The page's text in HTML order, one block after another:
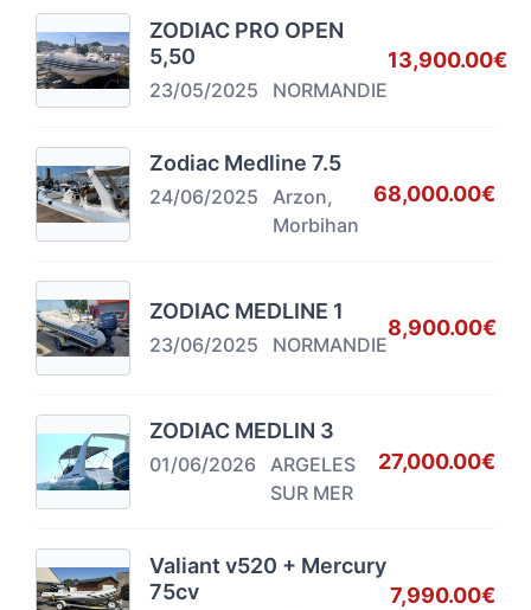
ZODIAC PRO OPEN
5,50
23/05/2025 NORMANDIE
13,900.00€
Zodiac Medline 7.5
24/06/2025
Arzon,
Morbihan
68,000.00€
ZODIAC MEDLINE 1
23/06/2025 NORMANDIE
8,900.00€
ZODIAC MEDLIN 3
01/06/2026
ARGELES
SUR MER
27,000.00€
Valiant v520 + Mercury
75cv
7,990.00€